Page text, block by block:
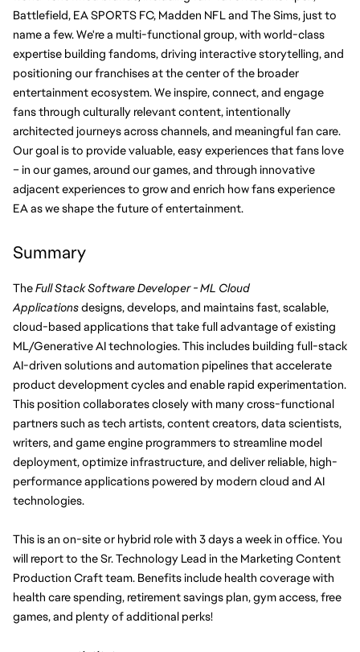
Battlefield, EA SPORTS FC, Madden NFL and The Sims, just to
name a few. We're a multi-functional group, with world-class
expertise building fandoms, driving interactive storytelling, and
positioning our franchises at the center of the broader
entertainment ecosystem. We inspire, connect, and engage
fans through culturally relevant content, intentionally
architected journeys across channels, and meaningful fan care.
Our goal is to provide valuable, easy experiences that fans love
– in our games, around our games, and through innovative
adjacent experiences to grow and enrich how fans experience
EA as we shape the future of entertainment.
Summary
The Full Stack Software Developer - ML Cloud
Applications designs, develops, and maintains fast, scalable,
cloud-based applications that take full advantage of existing
ML/Generative AI technologies. This includes building full-stack
AI-driven solutions and automation pipelines that accelerate
product development cycles and enable rapid experimentation.
This position collaborates closely with many cross-functional
partners such as tech artists, content creators, data scientists,
writers, and game engine programmers to streamline model
deployment, optimize infrastructure, and deliver reliable, high-
performance applications powered by modern cloud and AI
technologies.
This is an on-site or hybrid role with 3 days a week in office. You
will report to the Sr. Technology Lead in the Marketing Content
Production Craft team. Benefits include health coverage with
health care spending, retirement savings plan, gym access, free
games, and plenty of additional perks!